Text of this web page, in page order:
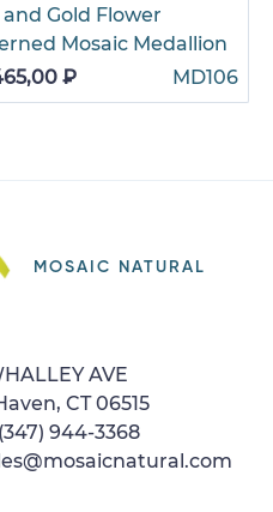
Gold Flower
Mosaic Medallion
₽
MD106
MOSAIC NATURAL
AVE
CT 06515
(347) 944-3368